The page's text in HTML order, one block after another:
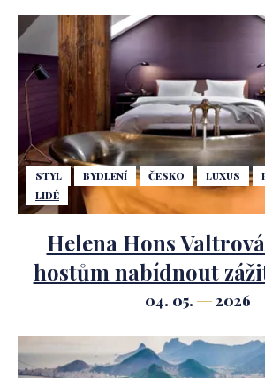
STYL BYDLENÍ ČESKO LUXUS
LIDÉ
Helena Hons
hostům nabídnout
ubytování.
04. 05. 2026